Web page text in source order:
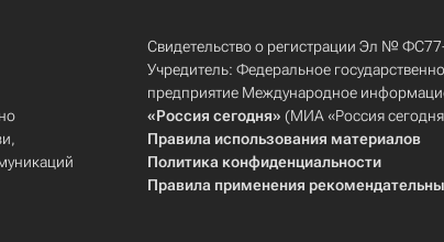
Свидетельство о регистрации Эл №
Учредитель: Федеральное
предприятие Международное
«Россия сегодня» (МИА «Россия
Правила использования материалов
Политика конфиденциальности
Правила применения